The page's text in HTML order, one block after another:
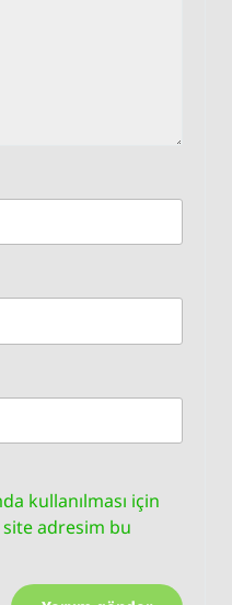
kullanılması için
adresim bu